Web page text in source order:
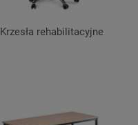
Krzesła rehabilitacyjne